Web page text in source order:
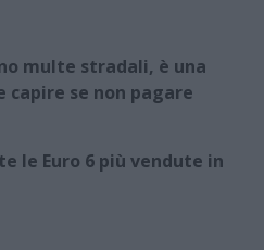
multe stradali, è una
capire se non pagare
le Euro 6 più vendute in